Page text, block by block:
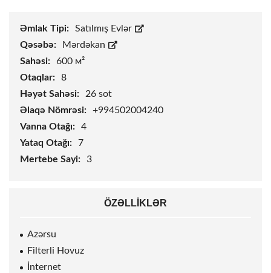
Əmlak Tipi:
Satılmış Evlər
Qəsəbə:
Mərdəkan
Sahəsi:
600 м²
Otaqlar:
8
Həyət Sahəsi:
26 sot
Əlaqə Nömrəsi:
+994502004240
Vanna Otağı:
4
Yataq Otağı:
7
Mertebe Sayi:
3
ÖZƏLLIKLƏR
Azərsu
Filterli Hovuz
İnternet